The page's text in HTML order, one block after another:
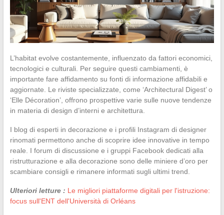
L’habitat evolve costantemente, influenzato da fattori economici,
tecnologici e culturali. Per seguire questi cambiamenti, è
importante fare affidamento su fonti di informazione affidabili e
aggiornate. Le riviste specializzate, come ‘Architectural Digest’ o
‘Elle Décoration’, offrono prospettive varie sulle nuove tendenze
in materia di design d’interni e architettura.
I blog di esperti in decorazione e i profili Instagram di designer
rinomati permettono anche di scoprire idee innovative in tempo
reale. I forum di discussione e i gruppi Facebook dedicati alla
ristrutturazione e alla decorazione sono delle miniere d’oro per
scambiare consigli e rimanere informati sugli ultimi trend.
Ulteriori letture : Le migliori piattaforme digitali per l'istruzione:
focus sull'ENT dell'Università di Orléans